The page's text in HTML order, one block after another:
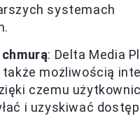
systemach
: Delta Media
możliwością
czemu
i uzyskiwać